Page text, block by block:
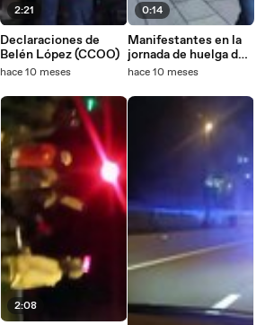
2:21
Declaraciones de
Belén López (CCOO)
hace 10 meses
2:08
0:14
Manifestantes en la
jornada de huelga del
15 de octubre
hace 10 meses